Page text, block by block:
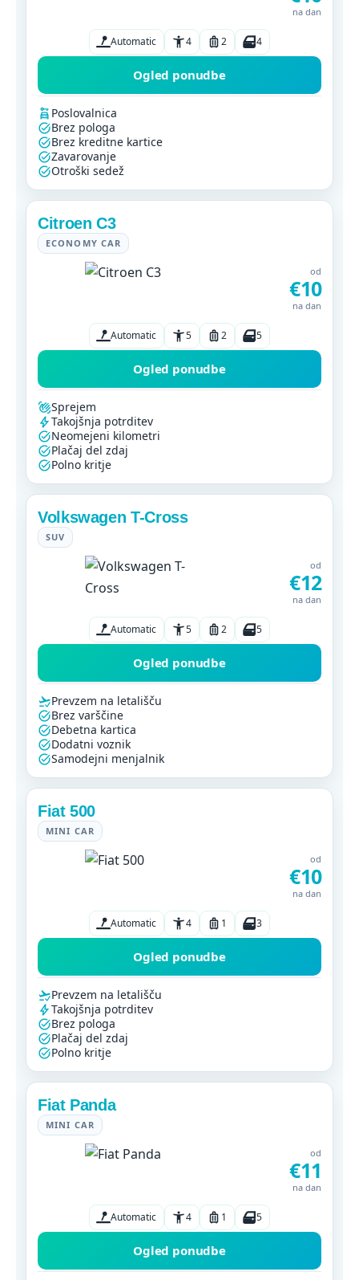
na dan
Automatic 4 2 4
Ogled ponudbe
Poslovalnica
Brez pologa
Brez kreditne kartice
Zavarovanje
Otroški sedež
Citroen C3
ECONOMY CAR
od
€10
na dan
Automatic 5 2 5
Ogled ponudbe
Sprejem
Takojšnja potrditev
Neomejeni kilometri
Plačaj del zdaj
Polno kritje
Volkswagen T-Cross
SUV
od
€12
na dan
Automatic 5 2 5
Ogled ponudbe
Prevzem na letališču
Brez varščine
Debetna kartica
Dodatni voznik
Samodejni menjalnik
Fiat 500
MINI CAR
od
€10
na dan
Automatic 4 1 3
Ogled ponudbe
Prevzem na letališču
Takojšnja potrditev
Brez pologa
Plačaj del zdaj
Polno kritje
Fiat Panda
MINI CAR
od
€11
na dan
Automatic 4 1 5
Ogled ponudbe